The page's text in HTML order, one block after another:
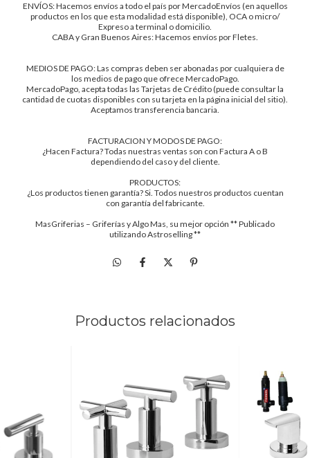
ENVÍOS: Hacemos envíos a todo el país por MercadoEnvíos (en aquellos
productos en los que esta modalidad está disponible), OCA o micro/
Expreso a terminal o domicilio.
CABA y Gran Buenos Aires: Hacemos envíos por Fletes.
MEDIOS DE PAGO: Las compras deben ser abonadas por cualquiera de
los medios de pago que ofrece MercadoPago.
MercadoPago, acepta todas las Tarjetas de Crédito (puede consultar la
cantidad de cuotas disponibles con su tarjeta en la página inicial del sitio).
Aceptamos transferencia bancaria.
FACTURACION Y MODOS DE PAGO:
¿Hacen Factura? Todas nuestras ventas son con Factura A o B
dependiendo del caso y del cliente.
PRODUCTOS:
¿Los productos tienen garantía? Si. Todos nuestros productos cuentan
con garantía del fabricante.
MasGriferias – Griferías y Algo Mas, su mejor opción ** Publicado
utilizando Astroselling **
Productos relacionados